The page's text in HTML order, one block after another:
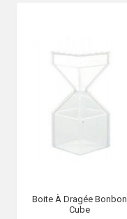
Boite À Dragée Bonbon
Cube